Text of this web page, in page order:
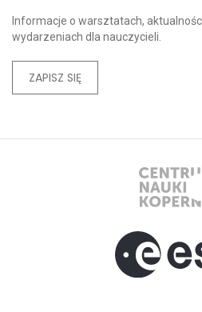
Informacje o warsztatach,
wydarzeniach dla nauczycieli.
ZAPISZ SIĘ